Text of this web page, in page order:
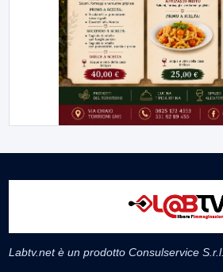
Labtv.net è un prodotto Consulservice S.r.l.